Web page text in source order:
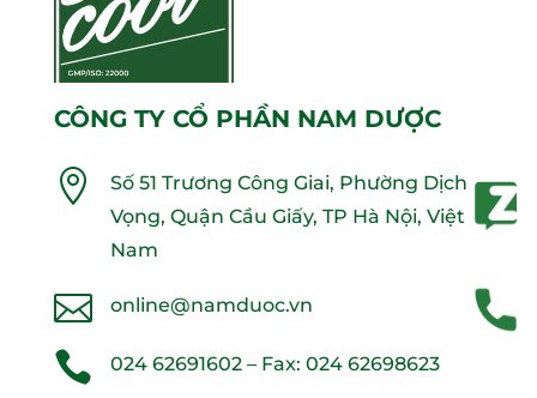
CÔNG TY CỔ PHẦN NAM DƯỢC

Số 51 Trương Công Giai, Phường Dịch
Vọng, Quận Cầu Giấy, TP Hà Nội, Việt
Nam
 online@namduoc.vn
 024 62691602– Fax: 024 62698623